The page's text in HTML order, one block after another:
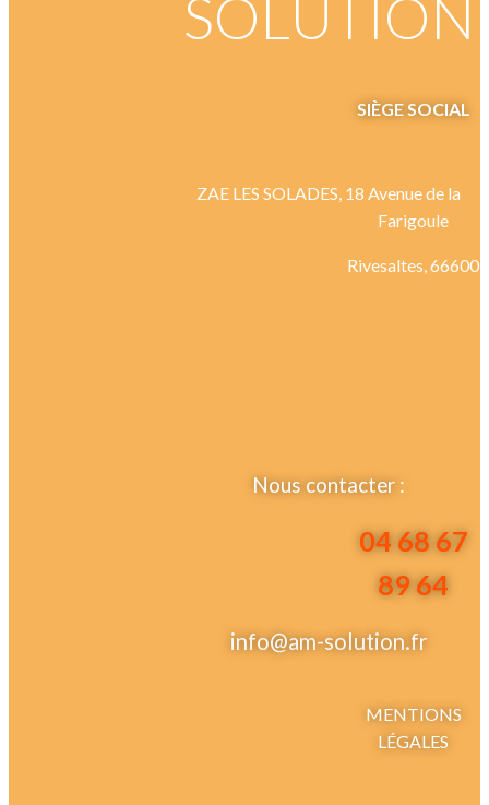
SOLUTION
SIÈGESOCIAL
ZAE LES SOLADES, 18 Avenue de la
Farigoule
Rivesaltes, 66600
Nous contacter :
04 68 67
89 64
info@am-solution.fr
MENTIONS
LÉGALES